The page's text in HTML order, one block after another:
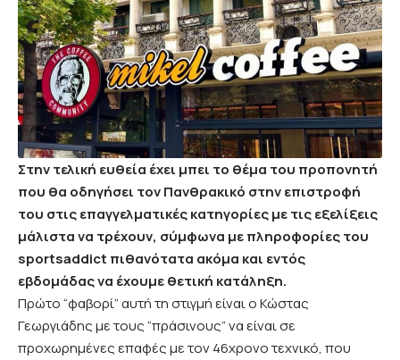
Στην τελική ευθεία έχει μπει το θέμα του προπονητή
που θα οδηγήσει τον Πανθρακικό στην επιστροφή
του στις επαγγελματικές κατηγορίες με τις εξελίξεις
μάλιστα να τρέχουν, σύμφωνα με πληροφορίες του
sportsaddict πιθανότατα ακόμα και εντός
εβδομάδας να έχουμε θετική κατάληξη.
Πρώτο “φαβορί” αυτή τη στιγμή είναι ο Κώστας
Γεωργιάδης με τους “πράσινους” να είναι σε
προχωρημένες επαφές με τον 46χρονο τεχνικό, που